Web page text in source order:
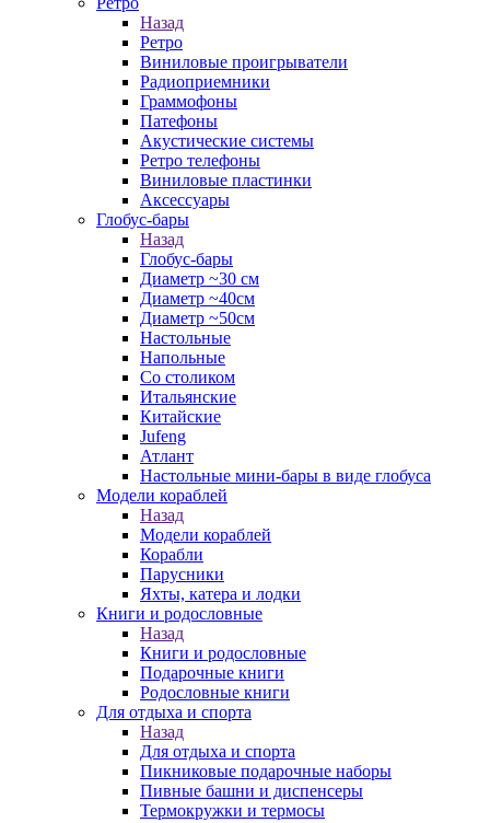
Назад
Ретро
Виниловые проигрыватели
Радиоприемники
Граммофоны
Патефоны
Акустические системы
Ретро телефоны
Виниловые пластинки
Аксессуары
Глобус-бары
Назад
Глобус-бары
Диаметр ~30 см
Диаметр ~40см
Диаметр ~50см
Настольные
Напольные
Со столиком
Итальянские
Китайские
Jufeng
Атлант
Настольные мини-бары в виде глобуса
Модели кораблей
Назад
Модели кораблей
Корабли
Парусники
Яхты, катера и лодки
Книги и родословные
Назад
Книги и родословные
Подарочные книги
Родословные книги
Для отдыха и спорта
Назад
Для отдыха и спорта
Пикниковые подарочные наборы
Пивные башни и диспенсеры
Термокружки и термосы